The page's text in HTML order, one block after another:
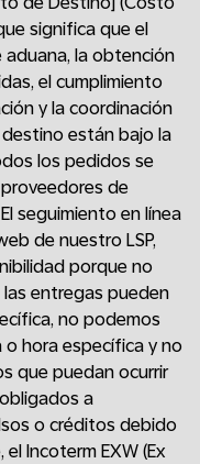
significa que el
la obtención
el cumplimiento
y la coordinación
están bajo la
los pedidos se
de
seguimiento en línea
de nuestro LSP,
porque no
entregas pueden
no podemos
hora específica y no
que puedan ocurrir
a
o créditos debido
Incoterm EXW (Ex